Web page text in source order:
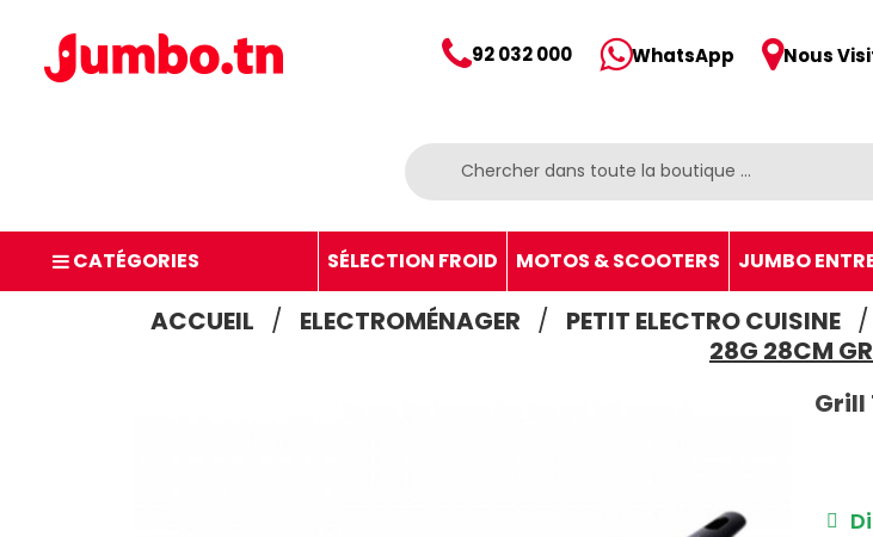
92 032 000 WhatsApp Nous
CATÉGORIES SÉLECTION FROID MOTOS & SCOOTERS JUMBO
ACCUEIL ELECTROMÉNAGER PETIT ELECTRO CUISINE
28G 28CM
Grill